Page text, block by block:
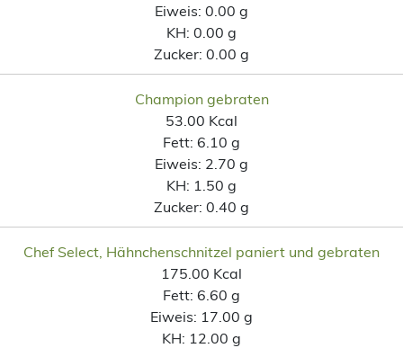
Eiweis: 0.00 g
KH: 0.00 g
Zucker: 0.00 g
Champion gebraten
53.00 Kcal
Fett: 6.10 g
Eiweis: 2.70 g
KH: 1.50 g
Zucker: 0.40 g
Chef Select, Hähnchenschnitzel paniert und gebraten
175.00 Kcal
Fett: 6.60 g
Eiweis: 17.00 g
KH: 12.00 g